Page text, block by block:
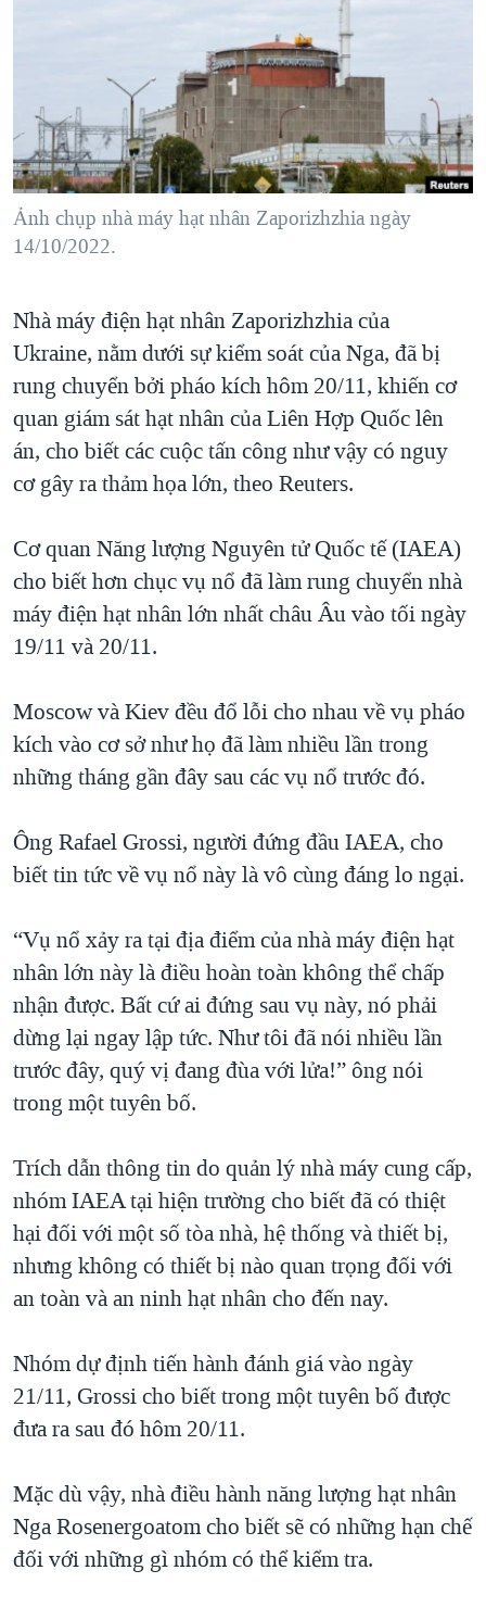
KHOA HỌC
SỨC KHOẺ
VĂN HOÁ
THỂ THAO
HÀNH TRÌNH BẦU CỬ 2024
MỘT NĂM CHIẾN TRANH TẠI DẢI GAZA
GIẢI MÃ VÀNH ĐAI & CON ĐƯỜNG
NGÀY TỊ NẠN THẾ GIỚI
GROUND ZERO – XƯA VÀ NAY
CÁC GIÁ TRỊ CỘNG HÒA Ở VIỆT NAM
THƯỢNG ĐỈNH TRUMP-KIM TẠI VIỆT NAM
TRỊNH VĨNH BÌNH VS. CHÍNH PHỦ VIỆT NAM
NGƯ DÂN VIỆT VÀ LÀN SÓNG TRỘM HẢI SÂM
BÊN KIA QUỐC LỘ: TIẾNG VỌNG TỪ NÔNG THÔN MỸ
MẠNG XÃ HỘI
Ngôn ngữ khác
Ảnh chụp nhà máy hạt nhân Zaporizhzhia ngày
14/10/2022.
Nhà máy điện hạt nhân Zaporizhzhia của
Ukraine, nằm dưới sự kiểm soát của Nga, đã bị
rung chuyển bởi pháo kích hôm 20/11, khiến cơ
quan giám sát hạt nhân của Liên Hợp Quốc lên
án, cho biết các cuộc tấn công như vậy có nguy
cơ gây ra thảm họa lớn, theo Reuters.
Cơ quan Năng lượng Nguyên tử Quốc tế (IAEA)
cho biết hơn chục vụ nổ đã làm rung chuyển nhà
máy điện hạt nhân lớn nhất châu Âu vào tối ngày
19/11 và 20/11.
Moscow và Kiev đều đổ lỗi cho nhau về vụ pháo
kích vào cơ sở như họ đã làm nhiều lần trong
những tháng gần đây sau các vụ nổ trước đó.
Ông Rafael Grossi, người đứng đầu IAEA, cho
biết tin tức về vụ nổ này là vô cùng đáng lo ngại.
“Vụ nổ xảy ra tại địa điểm của nhà máy điện hạt
nhân lớn này là điều hoàn toàn không thể chấp
nhận được. Bất cứ ai đứng sau vụ này, nó phải
dừng lại ngay lập tức. Như tôi đã nói nhiều lần
trước đây, quý vị đang đùa với lửa!” ông nói
trong một tuyên bố.
Trích dẫn thông tin do quản lý nhà máy cung cấp,
nhóm IAEA tại hiện trường cho biết đã có thiệt
hại đối với một số tòa nhà, hệ thống và thiết bị,
nhưng không có thiết bị nào quan trọng đối với
an toàn và an ninh hạt nhân cho đến nay.
Nhóm dự định tiến hành đánh giá vào ngày
21/11, Grossi cho biết trong một tuyên bố được
đưa ra sau đó hôm 20/11.
Mặc dù vậy, nhà điều hành năng lượng hạt nhân
Nga Rosenergoatom cho biết sẽ có những hạn chế
đối với những gì nhóm có thể kiểm tra.